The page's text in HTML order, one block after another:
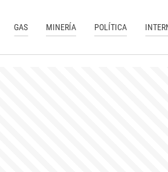
GAS MINERÍA POLÍTICA